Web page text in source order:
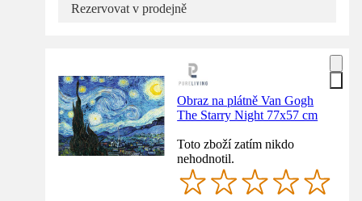
Rezervovat v prodejně
Obraz na plátně Van Gogh
The Starry Night 77x57 cm
Toto zboží zatím nikdo
nehodnotil.